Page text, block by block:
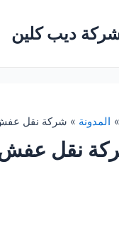
ديب كلين
المدونة شركة نقل
نقل عفش